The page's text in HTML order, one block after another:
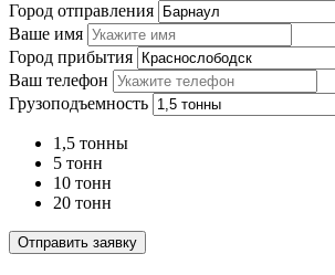
Город отправления
Ваше имя
Город прибытия
Ваш телефон
Грузоподъемность
1,5 тонны
5 тонн
10 тонн
20 тонн
Отправить заявку